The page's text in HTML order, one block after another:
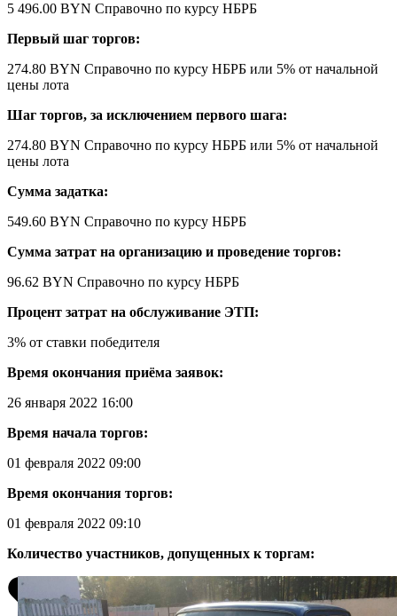
5 496.00 BYN Справочно по курсу НБРБ
Первый шаг торгов:
274.80 BYN Справочно по курсу НБРБ или 5% от начальной
цены лота
Шаг торгов, за исключением первого шага:
274.80 BYN Справочно по курсу НБРБ или 5% от начальной
цены лота
Сумма задатка:
549.60 BYN Справочно по курсу НБРБ
Сумма затрат на организацию и проведение торгов:
96.62 BYN Справочно по курсу НБРБ
Процент затрат на обслуживание ЭТП:
3% от ставки победителя
Время окончания приёма заявок:
26 января 2022 16:00
Время начала торгов:
01 февраля 2022 09:00
Время окончания торгов:
01 февраля 2022 09:10
Количество участников, допущенных к торгам: